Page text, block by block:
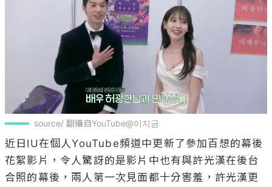
source/ 翻攝自YouTube@이지금
近日IU在個人YouTube頻道中更新了參加百想的幕後
花絮影片，令人驚訝的是影片中也有與許光漢在後台
合照的幕後，兩人第一次見面都十分害羞，許光漢更